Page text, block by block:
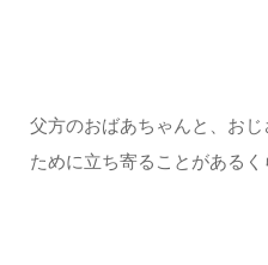
父方のおばあちゃんと、お
ために立ち寄ることがあるく